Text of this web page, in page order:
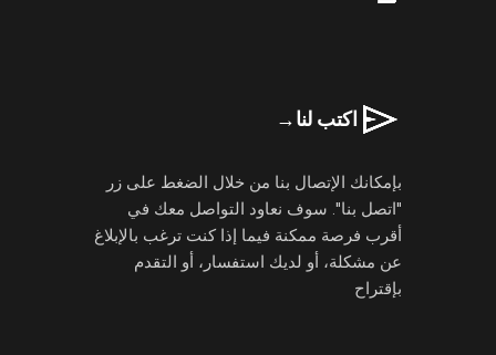
اكتب لنا→
بإمكانك الإتصال بنا من خلال الضغط على زر
"اتصل بنا". سوف نعاود التواصل معك في
أقرب فرصة ممكنة فيما إذا كنت ترغب بالإبلاغ
عن مشكلة، أو لديك استفسار، أو التقدم
بإقتراح